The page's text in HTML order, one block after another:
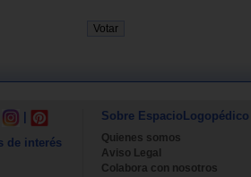
de interés
Sobre EspacioLogopédico
Quienes somos
Aviso Legal
Colabora con nosotros